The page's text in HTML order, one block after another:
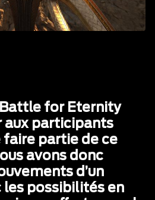
Battle for Eternity
aux participants
faire partie de ce
avons donc
d’un
les possibilités en